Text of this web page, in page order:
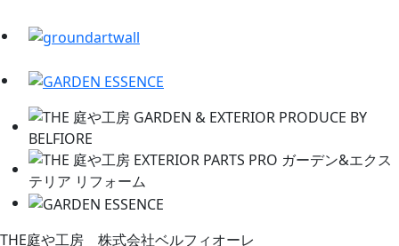
THE庭や工房 株式会社ベルフィオーレ